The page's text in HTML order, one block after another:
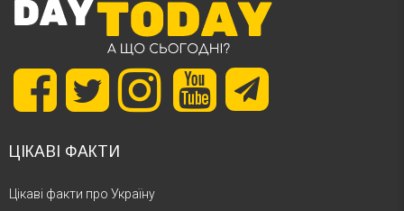
ЦІКАВІ ФАКТИ
Цікаві факти про Україну